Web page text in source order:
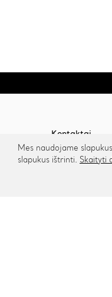
Kontaktai
Rygos g.
Mes naudojame
slapukus ištrinti. Skaityti